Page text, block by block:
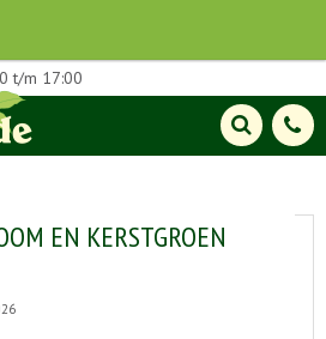
t/m 17:00
EN KERSTGROEN